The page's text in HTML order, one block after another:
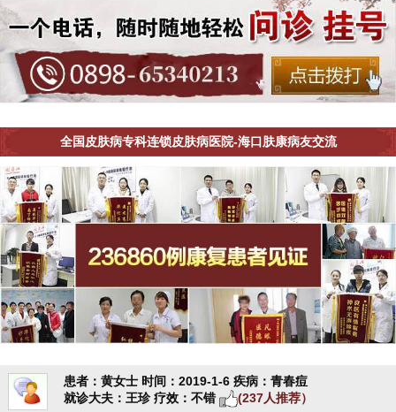
全国皮肤病专科连锁皮肤病医院-海口肤康病友交流
患者：黄女士 时间：2019-1-6 疾病：青春痘
就诊大夫：王珍 疗效：不错 (237人推荐）